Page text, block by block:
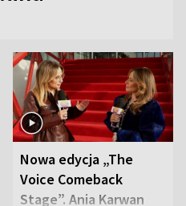
Nowa edycja „The
Voice Comeback
Stage”. Ania Karwan